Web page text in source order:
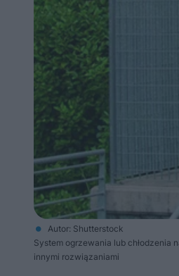
Autor: Shutterstock
System ogrzewania lub chłodzenia
innymi rozwiązaniami